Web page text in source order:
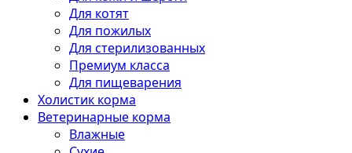
Для котят
Для пожилых
Для стерилизованных
Премиум класса
Для пищеварения
Холистик корма
Ветеринарные корма
Влажные